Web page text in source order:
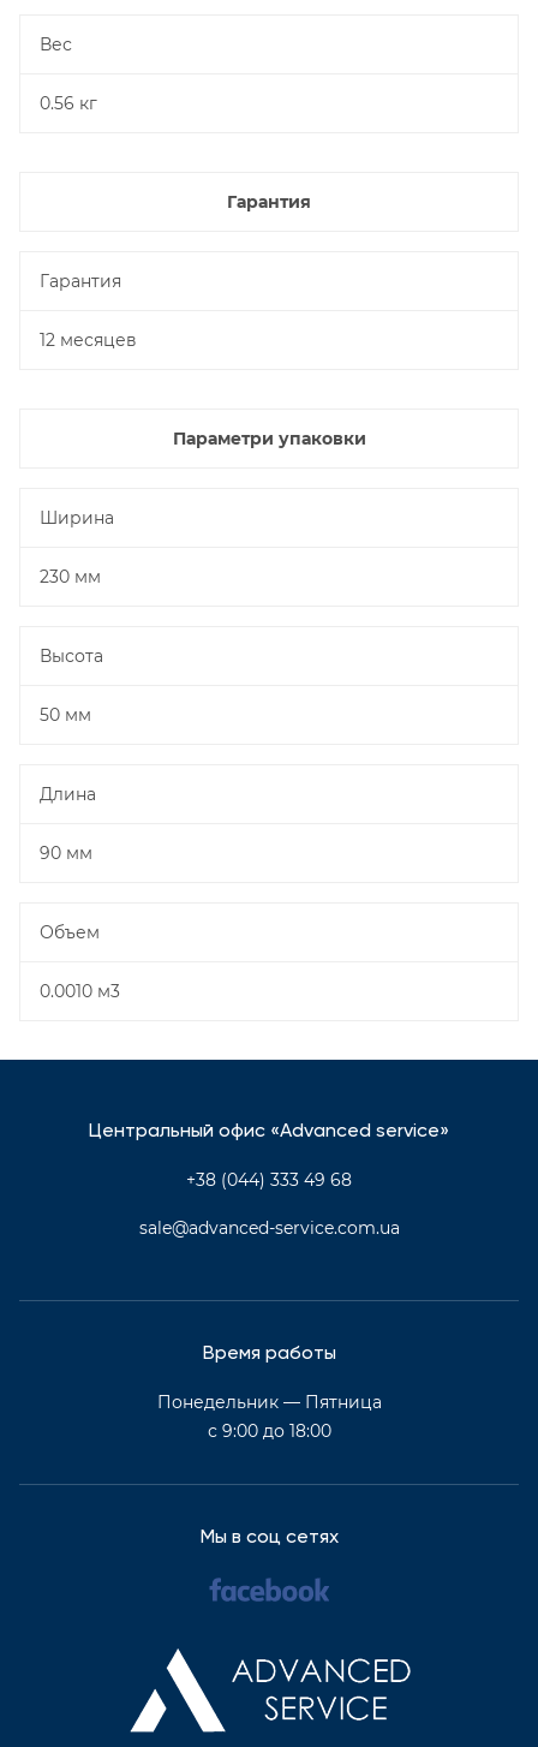
Вес
0.56 кг
Гарантия
Гарантия
12 месяцев
Параметри упаковки
Ширина
230 мм
Высота
50 мм
Длина
90 мм
Объем
0.0010 м3
Центральный офис «Advanced service»
+38 (044) 333 49 68
sale@advanced-service.com.ua
Время работы
Понедельник — Пятница
с 9:00 до 18:00
Мы в соц сетях